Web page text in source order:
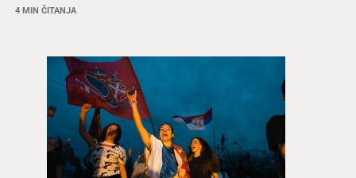
4 MIN ČITANJA